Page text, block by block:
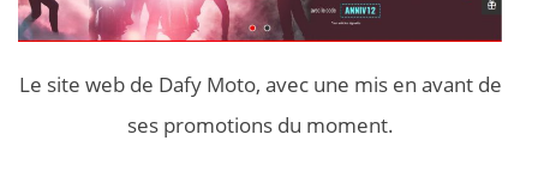
Le site web de Dafy Moto, avec une mis en avant de
ses promotions du moment.